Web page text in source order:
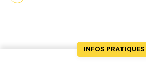
INFOS PRATIQUES